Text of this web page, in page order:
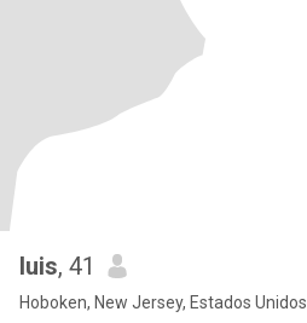
luis, 41
Hoboken, New Jersey, Estados Unidos